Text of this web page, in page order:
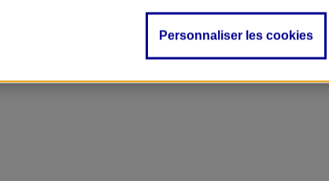
Personnaliser les cookies